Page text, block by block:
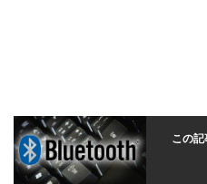
この